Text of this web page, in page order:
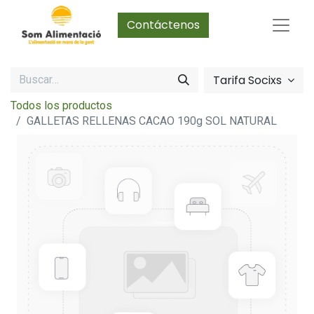
Contáctenos
Tarifa Socixs
Todos los productos
GALLETAS RELLENAS CACAO 190g SOL NATURAL